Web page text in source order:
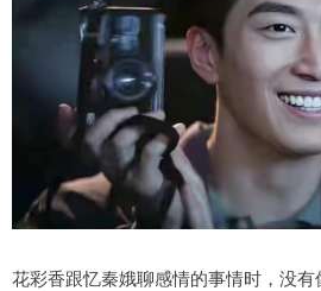
花彩香跟忆秦娥聊感情的事情时，没